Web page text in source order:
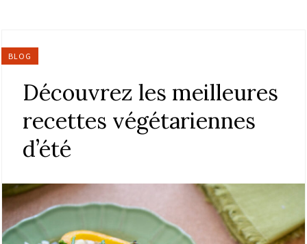
BLOG
Découvrez les meilleures
recettes végétariennes
d’été